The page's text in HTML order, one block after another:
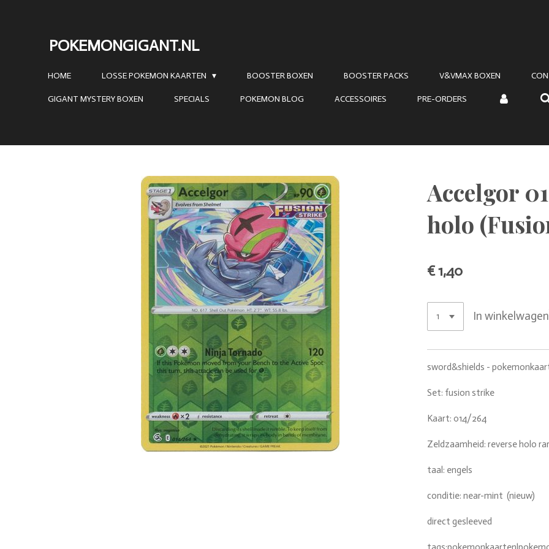
hoofdinhoud
POKEMONGIGANT.NL
HOME LOSSE POKEMON KAARTEN BOOSTER BOXEN BOOSTER PACKS V&VMAX BOXEN
GIGANT MYSTERY BOXEN SPECIALS POKEMON BLOG ACCESSOIRES PRE-ORDERS
Accelgor
holo
€ 1,40
In winkelwagen
sword&shields -
Set: fusion strike
Kaart: 014/264
Zeldzaamheid: reverse holo
taal: engels
conditie: near-mint (nieuw)
direct gesleeved